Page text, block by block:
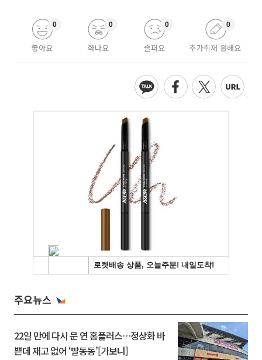
좋아요
0
화나요
0
슬퍼요
0
추가취재 원해요
0
주요뉴스
22일 만에 다시 문 연 홈플러스…정상화 바
쁜데 재고 없어 ‘발동동’[가보니]